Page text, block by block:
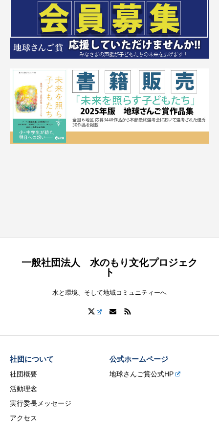
一般社団法人 水のもり文化プロジェク
ト
水と環境、そして地域コミュニティーへ
社団について
社団概要
活動理念
実行委長メッセージ
アクセス
公式ホームページ
地球さんご賞公式HP